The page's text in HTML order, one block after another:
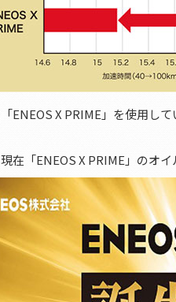
ENEOS X PRIME」を使用し
在「ENEOS X PRIME」のオ